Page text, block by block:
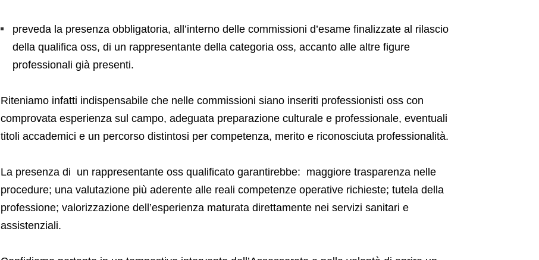
preveda la presenza obbligatoria, all’interno delle commissioni d’esame finalizzate al rilascio
della qualifica oss, di un rappresentante della categoria oss, accanto alle altre figure
professionali già presenti.
Riteniamo infatti indispensabile che nelle commissioni siano inseriti professionisti oss con
comprovata esperienza sul campo, adeguata preparazione culturale e professionale, eventuali
titoli accademici e un percorso distintosi per competenza, merito e riconosciuta professionalità.
La presenza di un rappresentante oss qualificato garantirebbe: maggiore trasparenza nelle
procedure; una valutazione più aderente alle reali competenze operative richieste; tutela della
professione; valorizzazione dell’esperienza maturata direttamente nei servizi sanitari e
assistenziali.